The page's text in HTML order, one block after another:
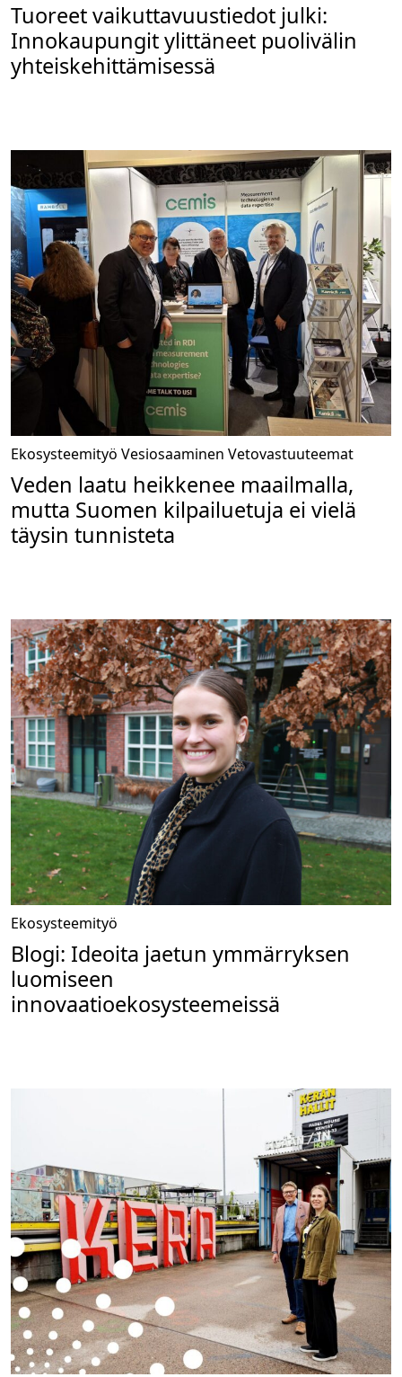
Tuoreet vaikuttavuustiedot julki:
Innokaupungit ylittäneet puolivälin
yhteiskehittämisessä
Ekosysteemityö Vesiosaaminen Vetovastuuteemat
Veden laatu heikkenee maailmalla,
mutta Suomen kilpailuetuja ei vielä
täysin tunnisteta
Ekosysteemityö
Blogi: Ideoita jaetun ymmärryksen
luomiseen
innovaatioekosysteemeissä